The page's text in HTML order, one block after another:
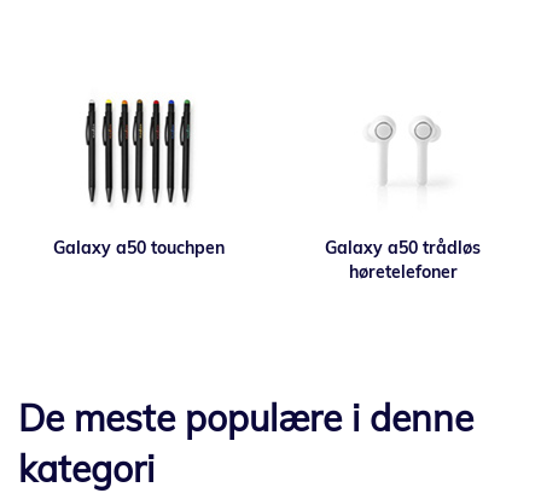
Galaxy a50 touchpen
Galaxy a50 trådløs
høretelefoner
De meste populære i denne
kategori